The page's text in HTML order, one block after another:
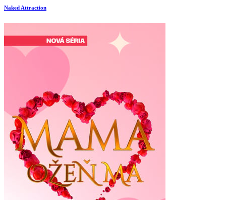
Naked Attraction